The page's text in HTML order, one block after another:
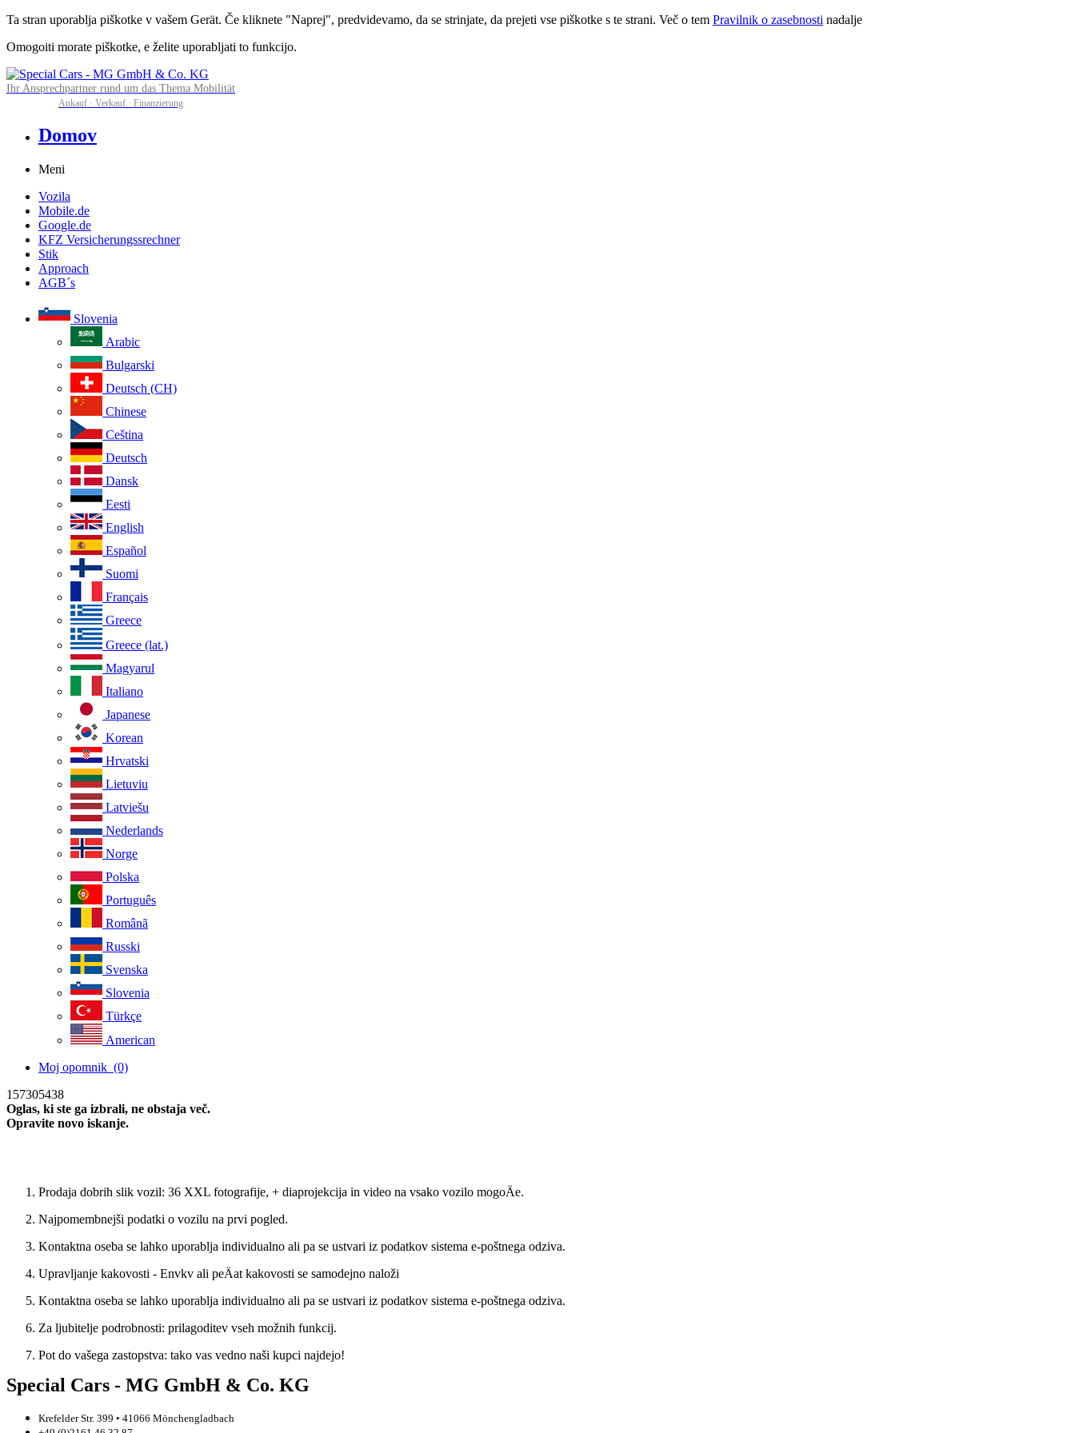
Ta stran uporablja piškotke v vašem Gerät. Če kliknete "Naprej", predvidevamo, da se strinjate, da prejeti vse piškotke s te strani. Več o tem Pravilnik o zasebnosti nadalje
Omogoiti morate piškotke, e želite uporabljati to funkcijo.
Ihr Ansprechpartner rund um das Thema Mobilität
Ankauf · Verkauf · Finanzierung
Domov
Meni
Vozila
Mobile.de
Google.de
KFZ Versicherungssrechner
Stik
Approach
AGB´s
Slovenia
Arabic
Bulgarski
Deutsch (CH)
Chinese
Ceština
Deutsch
Dansk
Eesti
English
Español
Suomi
Français
Greece
Greece (lat.)
Magyarul
Italiano
Japanese
Korean
Hrvatski
Lietuviu
Latviešu
Nederlands
Norge
Polska
Português
Românã
Russki
Svenska
Slovenia
Türkçe
American
Moj opomnik (0)
157305438
Oglas, ki ste ga izbrali, ne obstaja več.
Opravite novo iskanje.
Prodaja dobrih slik vozil: 36 XXL fotografije, + diaprojekcija in video na vsako vozilo mogoÄe.
Najpomembnejši podatki o vozilu na prvi pogled.
Kontaktna oseba se lahko uporablja individualno ali pa se ustvari iz podatkov sistema e-poštnega odziva.
Upravljanje kakovosti - Envkv ali peÄat kakovosti se samodejno naloži
Kontaktna oseba se lahko uporablja individualno ali pa se ustvari iz podatkov sistema e-poštnega odziva.
Za ljubitelje podrobnosti: prilagoditev vseh možnih funkcij.
Pot do vašega zastopstva: tako vas vedno naši kupci najdejo!
Special Cars - MG GmbH & Co. KG
Krefelder Str. 399 • 41066 Mönchengladbach